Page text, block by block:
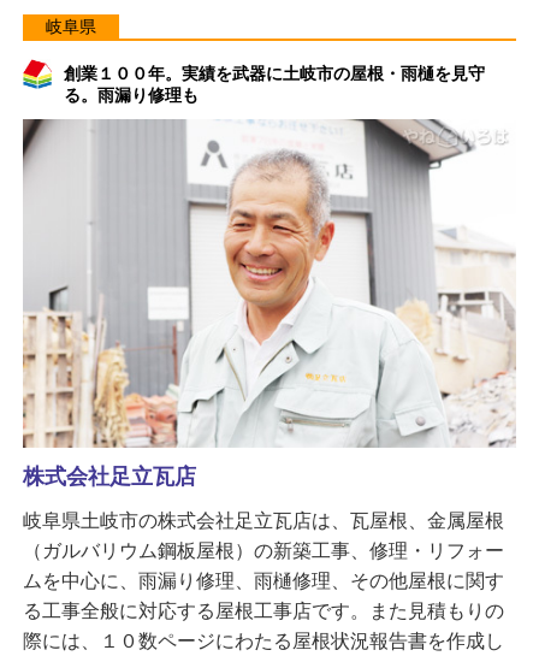
岐阜県
創業１００年。実績を武器に土岐市の屋根・雨樋を見守
る。雨漏り修理も
株式会社足立瓦店
岐阜県土岐市の株式会社足立瓦店は、瓦屋根、金属屋根
（ガルバリウム鋼板屋根）の新築工事、修理・リフォー
ムを中心に、雨漏り修理、雨樋修理、その他屋根に関す
る工事全般に対応する屋根工事店です。また見積もりの
際には、１０数ページにわたる屋根状況報告書を作成し